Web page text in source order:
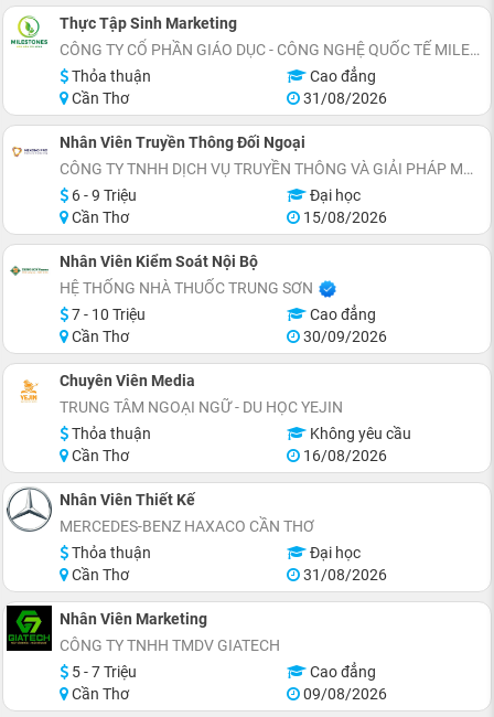
Thực Tập Sinh Marketing
CÔNG TY CỔ PHẦN GIÁO DỤC - CÔNG NGHỆ QUỐC TẾ MILESTONES
Thỏa thuận
Cao đẳng
Cần Thơ
31/08/2026
Nhân Viên Truyền Thông Đối Ngoại
CÔNG TY TNHH DỊCH VỤ TRUYỀN THÔNG VÀ GIẢI PHÁP MARKETING MEKONG PRO
6 - 9 Triệu
Đại học
Cần Thơ
15/08/2026
Nhân Viên Kiểm Soát Nội Bộ
HỆ THỐNG NHÀ THUỐC TRUNG SƠN
7 - 10 Triệu
Cao đẳng
Cần Thơ
30/09/2026
Chuyên Viên Media
TRUNG TÂM NGOẠI NGỮ - DU HỌC YEJIN
Thỏa thuận
Không yêu cầu
Cần Thơ
16/08/2026
Nhân Viên Thiết Kế
MERCEDES-BENZ HAXACO CẦN THƠ
Thỏa thuận
Đại học
Cần Thơ
31/08/2026
Nhân Viên Marketing
CÔNG TY TNHH TMDV GIATECH
5 - 7 Triệu
Cao đẳng
Cần Thơ
09/08/2026